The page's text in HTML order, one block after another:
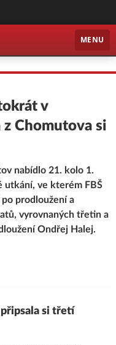
MENU
v
Chomutova si
nabídlo 21. kolo 1.
utkání, ve kterém FBŠ
prodloužení a
vyrovnaných třetin a
Ondřej Halej.
připsala si třetí